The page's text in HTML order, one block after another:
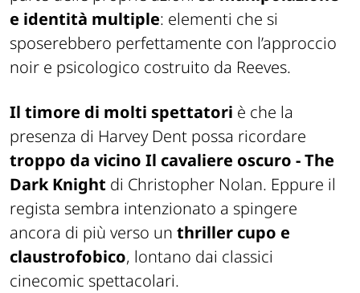
e identità multiple: elementi che si
sposerebbero perfettamente con l’approccio
noir e psicologico costruito da Reeves.
Il timore di molti spettatori è che la
presenza di Harvey Dent possa ricordare
troppo da vicino Il cavaliere oscuro - The
Dark Knight di Christopher Nolan. Eppure il
regista sembra intenzionato a spingere
ancora di più verso un thriller cupo e
claustrofobico, lontano dai classici
cinecomic spettacolari.